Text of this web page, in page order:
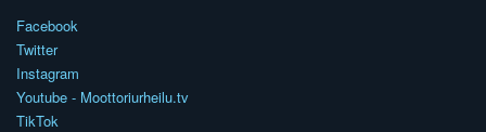
Facebook
Twitter
Instagram
Youtube - Moottoriurheilu.tv
TikTok